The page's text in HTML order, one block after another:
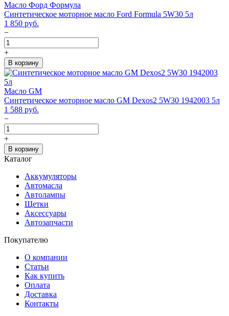
Масло Форд Формула
Синтетическое моторное масло Ford Formula 5W30 5л
1 850 руб.
−
+
В корзину
Масло GM
Синтетическое моторное масло GM Dexos2 5W30 1942003 5л
1 588 руб.
−
+
В корзину
Каталог
Аккумуляторы
Автомасла
Автолампы
Щетки
Аксессуары
Автозапчасти
Покупателю
О компании
Статьи
Как купить
Оплата
Доставка
Контакты